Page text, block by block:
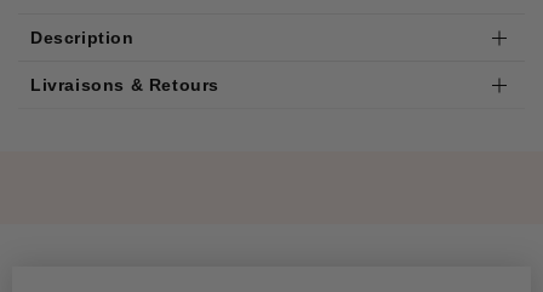
Description
Livraisons & Retours